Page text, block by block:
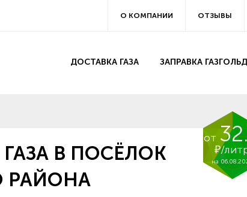
О КОМПАНИИ ОТЗЫВЫ
ДОСТАВКА ГАЗА ЗАПРАВКА
от
₽/
на
В ПОСЁЛОК
РАЙОНА